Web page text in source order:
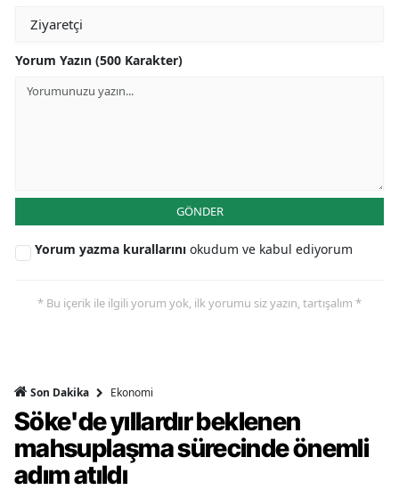
Yorum Yazın (500 Karakter)
GÖNDER
Yorum yazma kurallarını okudum ve kabul ediyorum
* Bu içerik ile ilgili yorum yok, ilk yorumu siz yazın, tartışalım *
Son Dakika Ekonomi
Söke'de yıllardır beklenen
mahsuplaşma sürecinde önemli
adım atıldı